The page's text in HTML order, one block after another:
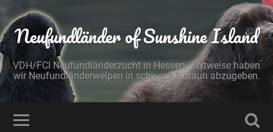
Neufundländer of Sunshine Island
VDH/FCI Neufundländerzucht in Hessen. Zeitweise haben
wir Neufundländerwelpen in schwarz & braun abzugeben.